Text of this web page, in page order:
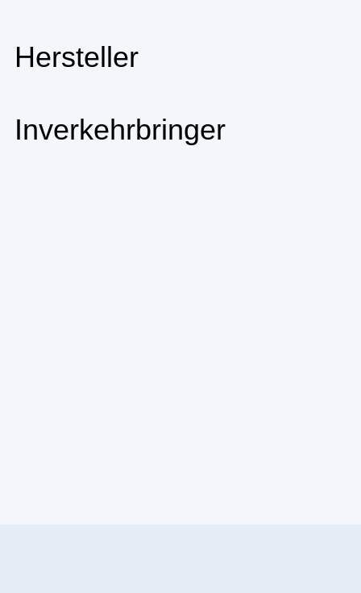
Hersteller
Inverkehrbringer